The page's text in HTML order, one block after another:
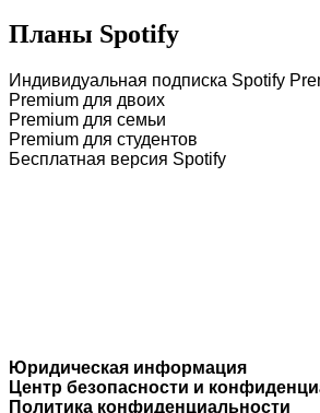
Планы Spotify
Индивидуальная подписка Spotify
Premium для двоих
Premium для семьи
Premium для студентов
Бесплатная версия Spotify
Юридическая информация
Центр безопасности и
Политика конфиденциальности